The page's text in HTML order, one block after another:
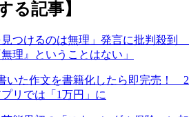
る記事】
つけるのは無理」発言に批判殺到
理』ということはない」
いた作文を書籍化したら即完売！ 2
リでは「1万円」に